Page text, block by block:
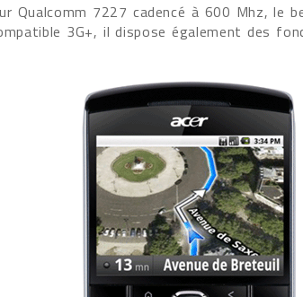
Qualcomm 7227 cadencé à 600 Mhz, le
3G+, il dispose également des